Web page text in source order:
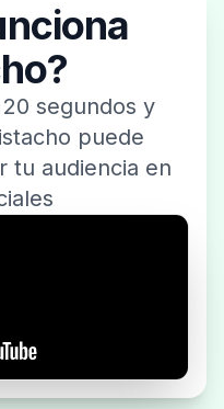
segundos y
puede
tu audiencia en